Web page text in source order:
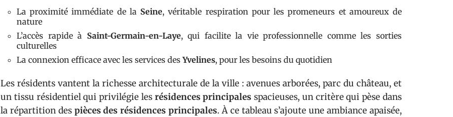
La proximité immédiate de la Seine, véritable respiration pour les promeneurs et amoureux de
nature
L’accès rapide à Saint-Germain-en-Laye, qui facilite la vie professionnelle comme les sorties
culturelles
La connexion efficace avec les services desYvelines, pour les besoins du quotidien
Les résidents vantent la richesse architecturale de la ville : avenues arborées, parc du château, et
un tissu résidentiel qui privilégie les résidences principales spacieuses, un critère qui pèse dans
la répartition des pièces des résidences principales. À ce tableau s’ajoute une ambiance apaisée,